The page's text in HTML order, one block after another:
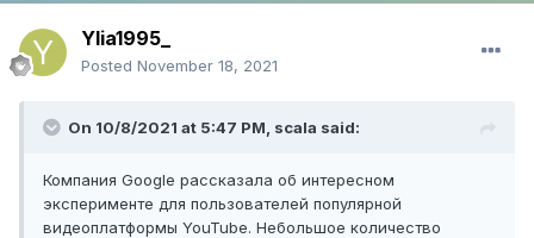
Ylia1995_
Posted November 18, 2021
On 10/8/2021 at 5:47 PM, scala said:
Компания Google рассказала об интересном
эксперименте для пользователей популярной
видеоплатформы YouTube. Небольшое количество